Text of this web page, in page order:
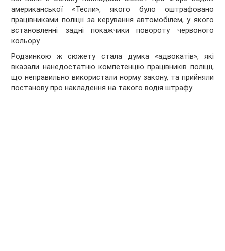
американської «Тесли», якого було оштрафовано
працівниками поліції за керування автомобілем, у якого
встановленні задні покажчики повороту червоного
кольору.
Родзинкою ж сюжету стала думка «адвокатів», які
вказали нанедостатню компетенцію працівників поліції,
що неправильно використали норму закону, та прийняли
постанову про накладення на такого водія штрафу.